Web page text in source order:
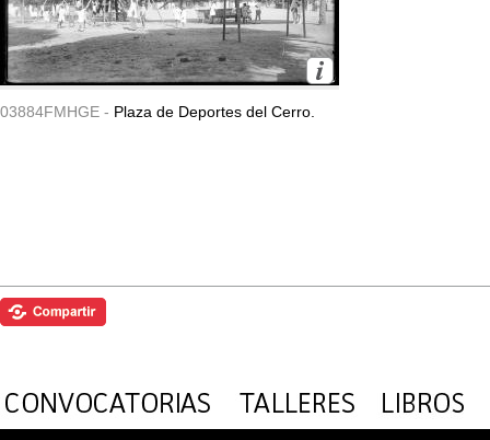
03884FMHGE - Plaza de Deportes del Cerro.